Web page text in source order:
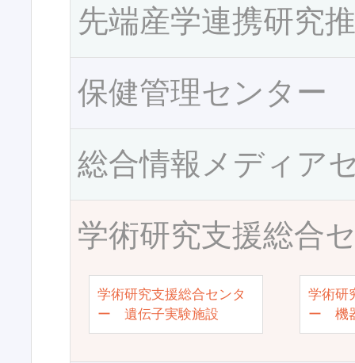
先端産学連携研究
保健管理センター
総合情報メディア
学術研究支援総合
学術研究支援総合センタ
ー 遺伝子実験施設
学術研
ー 機